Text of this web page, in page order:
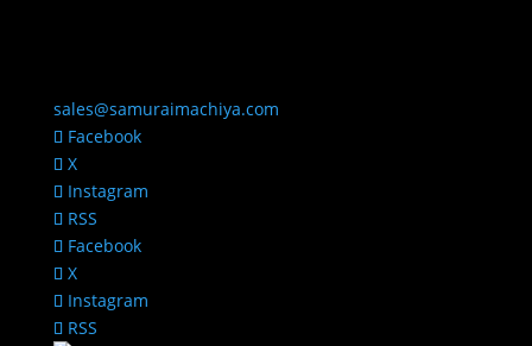
sales@samuraimachiya.com
Facebook
X
Instagram
RSS
Facebook
X
Instagram
RSS